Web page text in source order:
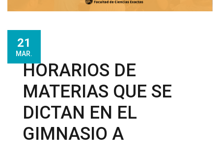
21
MAR.
HORARIOS DE
MATERIAS QUE SE
DICTAN EN EL
GIMNASIO A